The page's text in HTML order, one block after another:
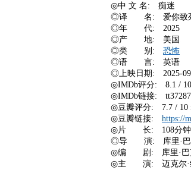
◎中 文 名: 痴迷
◎译 名: 爱你致死
◎年 代: 2025
◎产 地: 美国
◎类 别: 恐怖
◎语 言: 英语
◎上映日期: 2025-09-
◎IMDb评分: 8.1 / 10
◎IMDb链接:
◎豆瓣评分: 7.7 / 10
◎豆瓣链接: https://
◎片 长: 108分钟
◎导 演: 库里·巴克
◎编 剧: 库里·巴克
◎主 演: 迈克尔·约